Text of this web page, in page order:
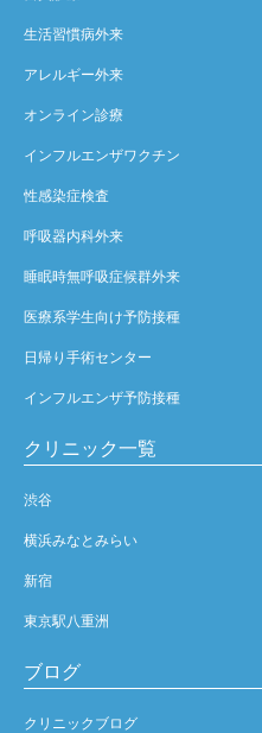
生活習慣病外来
アレルギー外来
オンライン診療
インフルエンザワクチン
性感染症検査
呼吸器内科外来
睡眠時無呼吸症候群外来
医療系学生向け予防接種
日帰り手術センター
インフルエンザ予防接種
クリニック一覧
渋谷
横浜みなとみらい
新宿
東京駅八重洲
ブログ
クリニックブログ